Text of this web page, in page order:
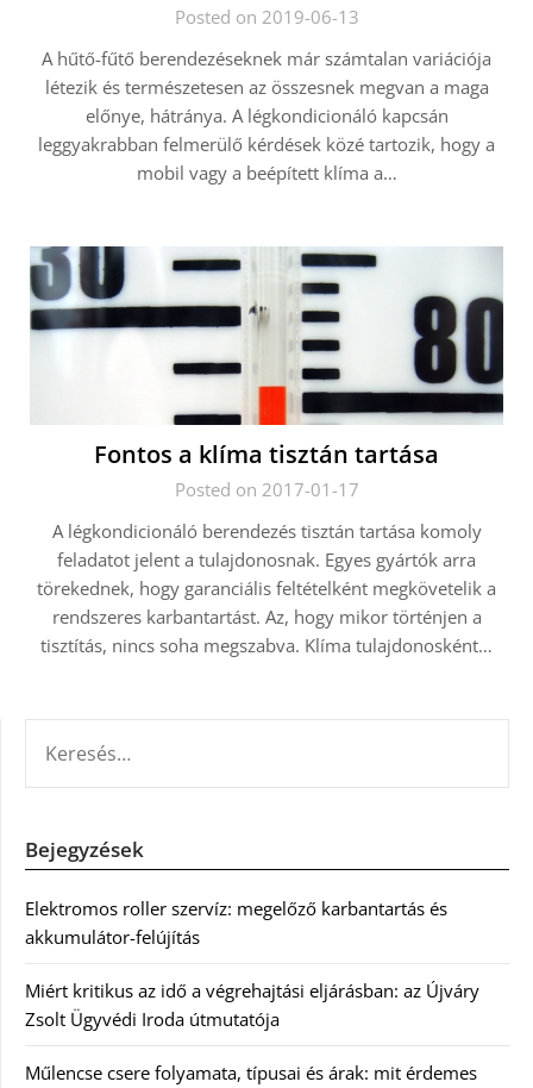
Posted on 2019-06-13
A hűtő-fűtő berendezéseknek már számtalan variációja
létezik és természetesen az összesnek megvan a maga
előnye, hátránya. A légkondicionáló kapcsán
leggyakrabban felmerülő kérdések közé tartozik, hogy a
mobil vagy a beépített klíma a…
Fontos a klíma tisztán tartása
Posted on 2017-01-17
A légkondicionáló berendezés tisztán tartása komoly
feladatot jelent a tulajdonosnak. Egyes gyártók arra
törekednek, hogy garanciális feltételként megkövetelik a
rendszeres karbantartást. Az, hogy mikor történjen a
tisztítás, nincs soha megszabva. Klíma tulajdonosként…
Bejegyzések
Elektromos roller szervíz: megelőző karbantartás és
akkumulátor-felújítás
Miért kritikus az idő a végrehajtási eljárásban: az Újváry
Zsolt Ügyvédi Iroda útmutatója
Műlencse csere folyamata, típusai és árak: mit érdemes